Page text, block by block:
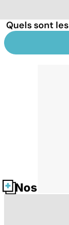
Quels sont
Nos